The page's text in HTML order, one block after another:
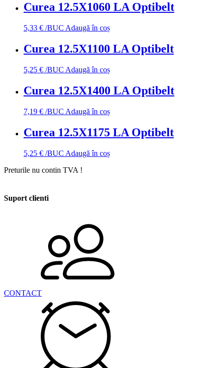
Curea 12.5X1060 LA Optibelt
5,33 € /BUC Adaugă în coș
Curea 12.5X1100 LA Optibelt
5,25 € /BUC Adaugă în coș
Curea 12.5X1400 LA Optibelt
7,19 € /BUC Adaugă în coș
Curea 12.5X1175 LA Optibelt
5,25 € /BUC Adaugă în coș
Preturile nu contin TVA !
Suport clienti
CONTACT